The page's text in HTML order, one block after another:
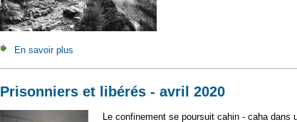
En savoir plus
Prisonniers et libérés - avril 2020
Le confinement se poursuit cahin - caha